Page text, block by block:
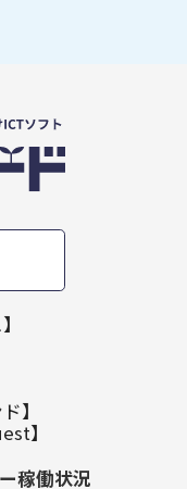
】
】
稼働状況